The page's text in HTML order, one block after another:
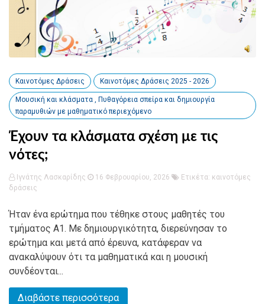
Καινοτόμες Δράσεις Καινοτόμες Δράσεις 2025 - 2026
Μουσική και κλάσματα , Πυθαγόρεια σπείρα και δημιουργία
παραμυθιών με μαθηματικό περιεχόμενο
Έχουν τα κλάσματα σχέση με τις
νότες;
Ιγνάτης Λασκαρίδης 16 Φεβρουαρίου, 2026 Ετικέτα: καινοτόμες
δράσεις
Ήταν ένα ερώτημα που τέθηκε στους μαθητές του
τμήματος Α1. Με δημιουργικότητα, διερεύνησαν το
ερώτημα και μετά από έρευνα, κατάφεραν να
ανακαλύψουν ότι τα μαθηματικά και η μουσική
συνδέονται...
Διαβάστε περισσότερα